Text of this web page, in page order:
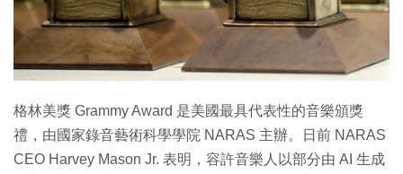
格林美獎 Grammy Award 是美國最具代表性的音樂頒獎
禮，由國家錄音藝術科學學院 NARAS 主辦。日前 NARAS
CEO Harvey Mason Jr. 表明，容許音樂人以部分由 AI 生成